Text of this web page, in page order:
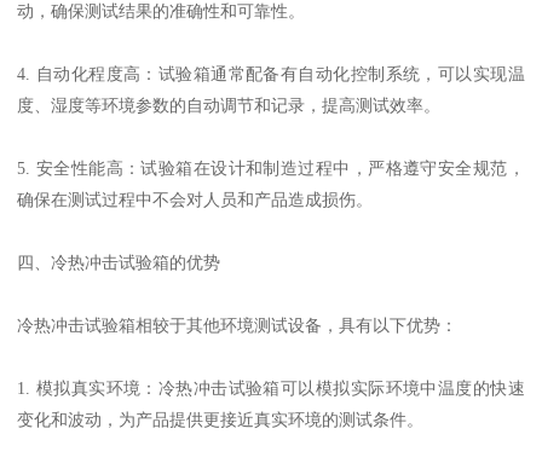
动，确保测试结果的准确性和可靠性。
4. 自动化程度高：试验箱通常配备有自动化控制系统，可以实现温
度、湿度等环境参数的自动调节和记录，提高测试效率。
5. 安全性能高：试验箱在设计和制造过程中，严格遵守安全规范，
确保在测试过程中不会对人员和产品造成损伤。
四、冷热冲击试验箱的优势
冷热冲击试验箱相较于其他环境测试设备，具有以下优势：
1. 模拟真实环境：冷热冲击试验箱可以模拟实际环境中温度的快速
变化和波动，为产品提供更接近真实环境的测试条件。